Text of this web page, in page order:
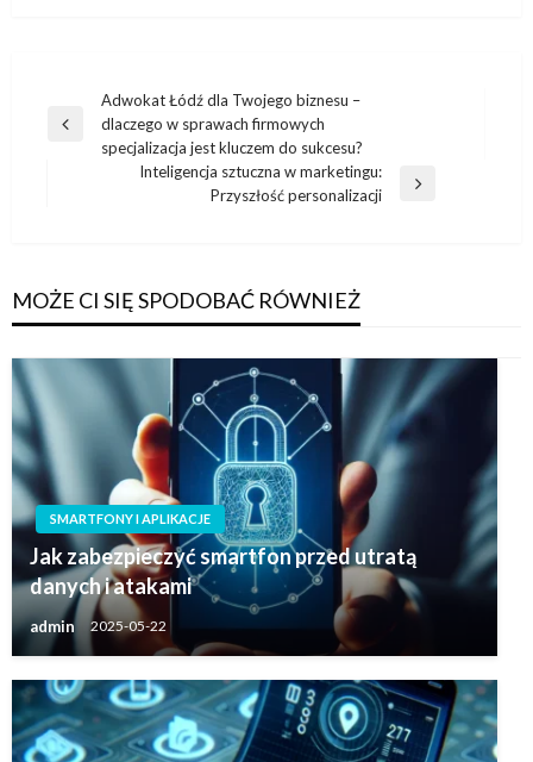
Nawigacja
wpisu
Poprzedni
Adwokat Łódź dla Twojego biznesu –
dlaczego w sprawach firmowych
specjalizacja jest kluczem do sukcesu?
Inteligencja sztuczna w marketingu:
Przyszłość personalizacji
MOŻE CI SIĘ SPODOBAĆ RÓWNIEŻ
SMARTFONY I APLIKACJE
Jak zabezpieczyć smartfon przed utratą
danych i atakami
admin 2025-05-22